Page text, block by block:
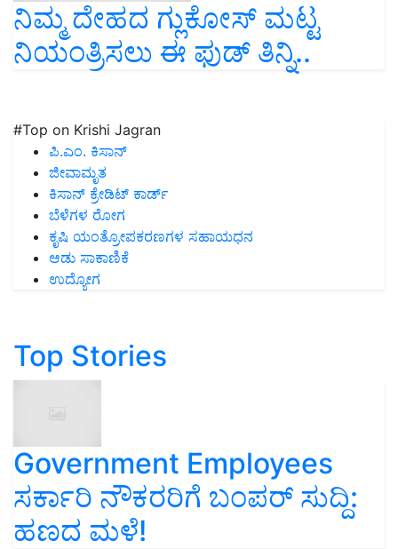
ನಿಮ್ಮ ದೇಹದ ಗ್ಲುಕೋಸ್‌ ಮಟ್ಟ
ನಿಯಂತ್ರಿಸಲು ಈ ಫುಡ್‌ ತಿನ್ನಿ..
#Top on Krishi Jagran
ಪಿ.ಎಂ. ಕಿಸಾನ್
ಜೀವಾಮೃತ
ಕಿಸಾನ್ ಕ್ರೇಡಿಟ್ ಕಾರ್ಡ್
ಬೆಳೆಗಳ ರೋಗ
ಕೃಷಿ ಯಂತ್ರೋಪಕರಣಗಳ ಸಹಾಯಧನ
ಆಡು ಸಾಕಾಣಿಕೆ
ಉದ್ಯೋಗ
Top Stories
Government Employees
ಸರ್ಕಾರಿ ನೌಕರರಿಗೆ ಬಂಪರ್‌ ಸುದ್ದಿ:
ಹಣದ ಮಳೆ!